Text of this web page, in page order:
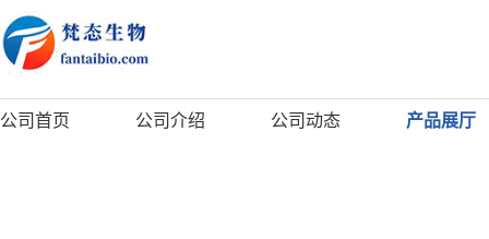
公司首页 公司介绍 公司动态 产品展厅